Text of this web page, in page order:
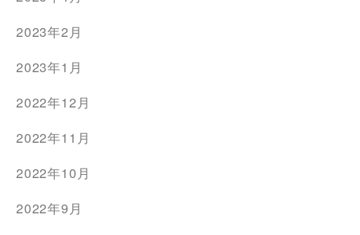
2023年2月
2023年1月
2022年12月
2022年11月
2022年10月
2022年9月